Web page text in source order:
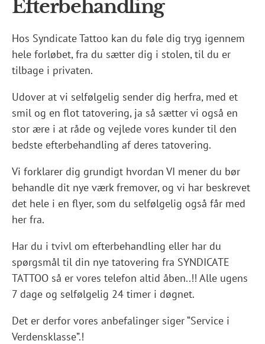
Efterbehandling
Hos Syndicate Tattoo kan du føle dig tryg igennem
hele forløbet, fra du sætter dig i stolen, til du er
tilbage i privaten.
Udover at vi selfølgelig sender dig herfra, med et
smil og en flot tatovering, ja så sætter vi også en
stor ære i at råde og vejlede vores kunder til den
bedste efterbehandling af deres tatovering.
Vi forklarer dig grundigt hvordan VI mener du bør
behandle dit nye værk fremover, og vi har beskrevet
det hele i en flyer, som du selfølgelig også får med
her fra.
Har du i tvivl om efterbehandling eller har du
spørgsmål til din nye tatovering fra SYNDICATE
TATTOO så er vores telefon altid åben..!! Alle ugens
7 dage og selfølgelig 24 timer i døgnet.
Det er derfor vores anbefalinger siger “Service i
Verdensklasse”.!